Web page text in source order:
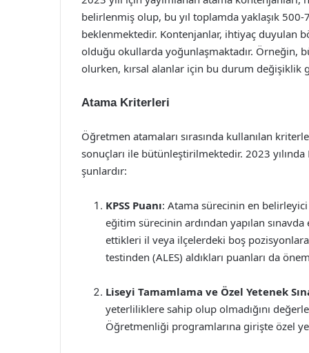
belirlenmiş olup, bu yıl toplamda yaklaşık
beklenmektedir. Kontenjanlar, ihtiyaç duyulan
olduğu okullarda yoğunlaşmaktadır. Örneğin,
olurken, kırsal alanlar için bu durum değişiklik
Atama Kriterleri
Öğretmen atamaları sırasında kullanılan
sonuçları ile bütünleştirilmektedir. 2023
şunlardır:
KPSS Puanı: Atama sürecinin en belirleyici
eğitim sürecinin ardından yapılan
ettikleri il veya ilçelerdeki boş
testinden (ALES) aldıkları puanları da
Liseyi Tamamlama ve Özel Yetenek
yeterliliklere sahip olup olmadığını
Öğretmenliği programlarına girişte özel